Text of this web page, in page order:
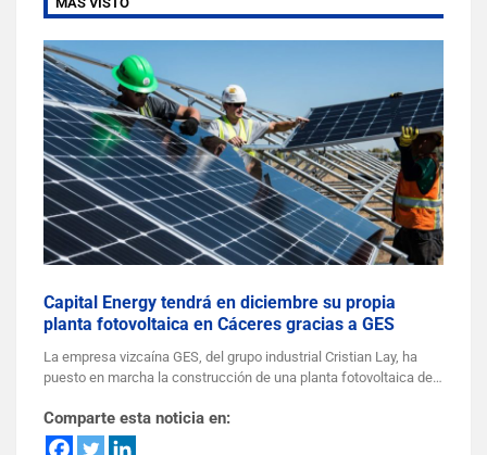
Capital Energy tendrá en diciembre su propia
planta fotovoltaica en Cáceres gracias a GES
La empresa vizcaína GES, del grupo industrial Cristian Lay, ha
puesto en marcha la construcción de una planta fotovoltaica de…
Comparte esta noticia en: